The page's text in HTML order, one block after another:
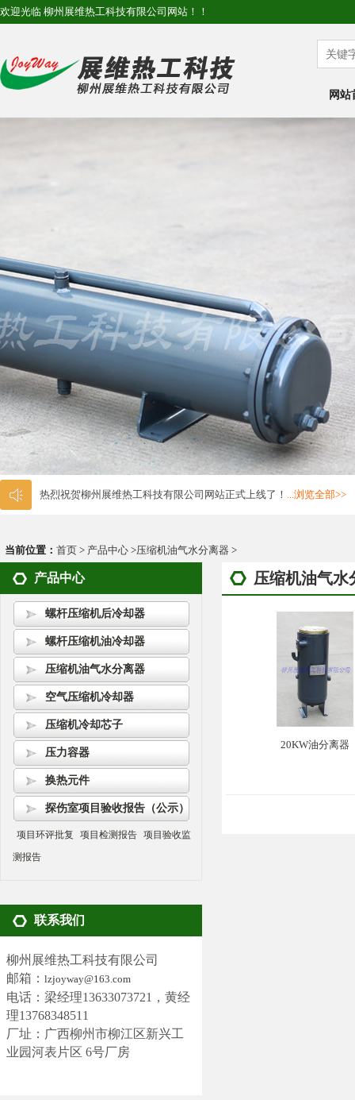
欢迎光临 柳州展维热工科技有限公司网站！！
网站
热烈祝贺柳州展维热工科技有限公司网站正式上线了！ ...浏览全部>>
当前位置： 首页 > 产品中心 >压缩机油气水分离器 >
产品中心
螺杆压缩机后冷却器
螺杆压缩机油冷却器
压缩机油气水分离器
空气压缩机冷却器
压缩机冷却芯子
压力容器
换热元件
探伤室项目验收报告（公示）
项目环评批复 项目检测报告 项目验收监
测报告
联系我们
柳州展维热工科技有限公司
邮箱： lzjoyway@163.com
电话：梁经理13633073721，黄经
理13768348511
厂址：广西柳州市柳江区新兴工
业园河表片区 6号厂房
压缩机油气水
20KW油分离器